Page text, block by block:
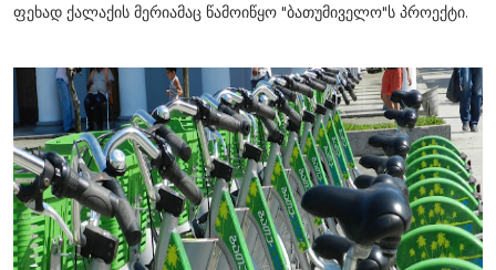
ფეხად ქალაქის მერიამაც წამოიწყო "ბათუმიველო"ს პროექტი.